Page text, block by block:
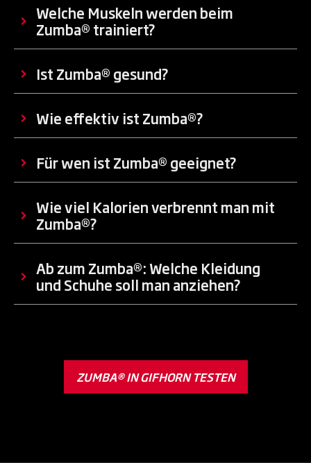
Welche Muskeln werden beim
Zumba® trainiert?
Ist Zumba® gesund?
Wie effektiv ist Zumba®?
Für wen ist Zumba® geeignet?
Wie viel Kalorien verbrennt man mit
Zumba®?
Ab zum Zumba®: Welche Kleidung
und Schuhe soll man anziehen?
ZUMBA® IN GIFHORN TESTEN